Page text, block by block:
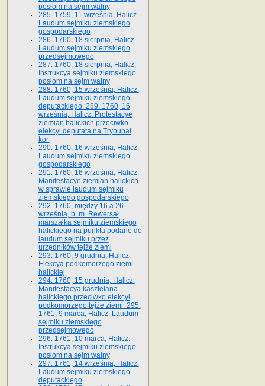
posłom na sejm walny
285. 1759, 11 września, Halicz.
Laudum sejmiku ziemskiego
gospodarskiego
286. 1760, 18 sierpnia, Halicz.
Laudum sejmiku ziemskiego
przedsejmowego
287. 1760, 18 sierpnia, Halicz.
Instrukcya sejmiku ziemskiego
posłom na sejm walny
288. 1760, 15 września, Halicz.
Laudum sejmiku ziemskiego
deputackiego. 289. 1760, 16
września, Halicz. Protestacye
ziemian halickich przeciwko
elekcyi deputata na Trybunał
kor.
290. 1760, 16 września, Halicz.
Laudum sejmiku ziemskiego
gospodarskiego
291. 1760, 16 września, Halicz.
Manifestacye ziemian halickich
w sprawie laudum sejmiku
ziemskiego gospodarskiego
292. 1760, między 16 a 26
września, b. m. Rewersał
marszałka sejmiku ziemskiego
halickiego na punkta podane do
laudum sejmiku przez
urzędników tejże ziemi
293. 1760, 9 grudnia, Halicz.
Elekcya podkomorzego ziemi
halickiej
294. 1760, 15 grudnia, Halicz.
Manifestacya kasztelana
halickiego przeciwko elekcyi
podkomorzego tejże ziemi. 295.
1761, 9 marca, Halicz. Laudum
sejmiku ziemskiego
przedsejmowego
296. 1761, 10 marca, Halicz.
Instrukcya sejmiku ziemskiego
posłom na sejm walny
297. 1761, 14 września, Halicz.
Laudum sejmiku ziemskiego
deputackiego